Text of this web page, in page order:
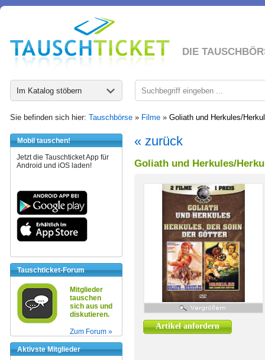
DIE
Im Katalog stöbern
Sie befinden sich hier: Tauschbörse » Filme » Goliath und Herkules/
Mobil tauschen!
Jetzt die Tauschticket App für
Android und iOS laden!
Tauschticket-Forum
Mitglieder
tauschen
sich aus und
diskutieren.
Zum Forum »
Aktivste Mitglieder
« zurück
Goliath und Herkules/
Artikel anfordern